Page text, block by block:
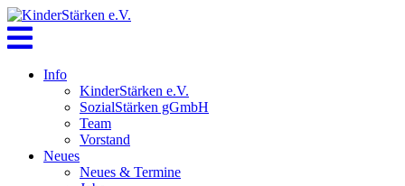
Skip
to
content
Info
KinderStärken e.V.
SozialStärken gGmbH
Team
Vorstand
Neues
Neues & Termine